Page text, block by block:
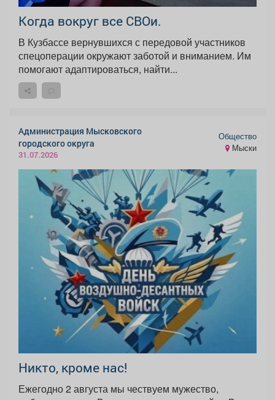
Когда вокруг все СВОи.
В Кузбассе вернувшихся с передовой участников
спецоперации окружают заботой и вниманием. Им
помогают адаптироваться, найти...
Администрация Мысковского
городского округа
31.07.2026
Общество
Мыски
Никто, кроме нас!
Ежегодно 2 августа мы чествуем мужество,